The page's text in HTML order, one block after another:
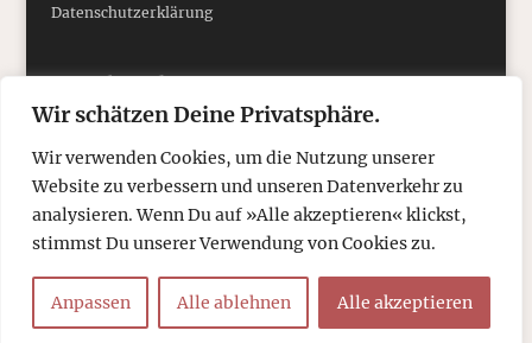
Wir schätzen Deine Privatsphäre.
Wir verwenden Cookies, um die Nutzung unserer
Website zu verbessern und unseren Datenverkehr zu
analysieren. Wenn Du auf »Alle akzeptieren« klickst,
stimmst Du unserer Verwendung von Cookies zu.
Anpassen Alle ablehnen Alle akzeptieren
Datenschutzerklärung
Social Media